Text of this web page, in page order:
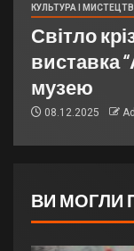
КУЛЬТУРА І
Світло
виставка
музею
08.12.2025
ВИ МОГЛИ